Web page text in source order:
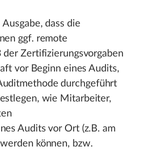
dass die
ggf. remote
Zertifizierungsvorgaben
vor Beginn eines Audits,
durchgeführt
wie Mitarbeiter,
Audits vor Ort (z.B. am
können, bzw.